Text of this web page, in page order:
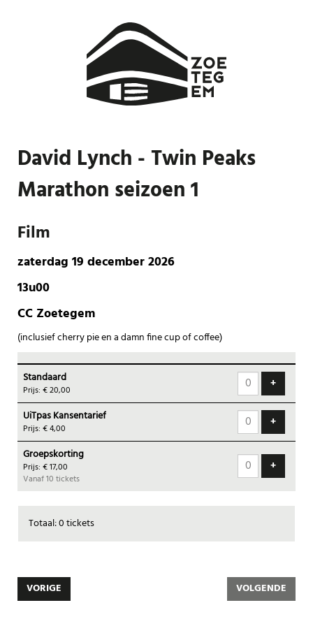
David Lynch - Twin Peaks
Marathon seizoen 1
Film
zaterdag 19 december 2026
13u00
CC Zoetegem
(inclusief cherry pie en a damn fine cup of coffee)
Aantal
Standaard
Prijs: € 20,00 +VOEG
UiTpas Kansentarief
Prijs: € 4,00 +VOEG
Groepskorting
Prijs: € 17,00
Vanaf 10 tickets
+VOEG
Totaal: 0 tickets
VORIGE VOLGENDE